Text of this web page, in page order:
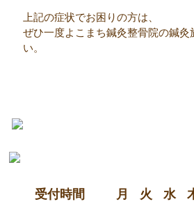
上記の症状でお困りの方は、
ぜひ一度よこまち鍼灸整骨院の鍼灸
い。
受付時間 月 火 水